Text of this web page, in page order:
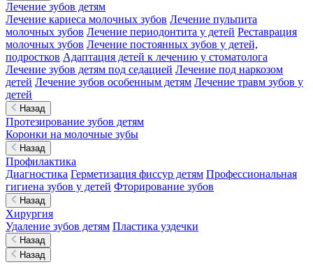
Лечение зубов детям
Лечение кариеса молочных зубов Лечение пульпита
молочных зубов Лечение периодонтита у детей Реставрация
молочных зубов Лечение постоянных зубов у детей,
подростков Адаптация детей к лечению у стоматолога
Лечение зубов детям под седацией Лечение под наркозом
детей Лечение зубов особенным детям Лечение травм зубов у
детей
Назад
Протезирование зубов детям
Коронки на молочные зубы
Назад
Профилактика
Диагностика Герметизация фиссур детям Профессиональная
гигиена зубов у детей Фторирование зубов
Назад
Хирургия
Удаление зубов детям Пластика уздечки
Назад
Назад